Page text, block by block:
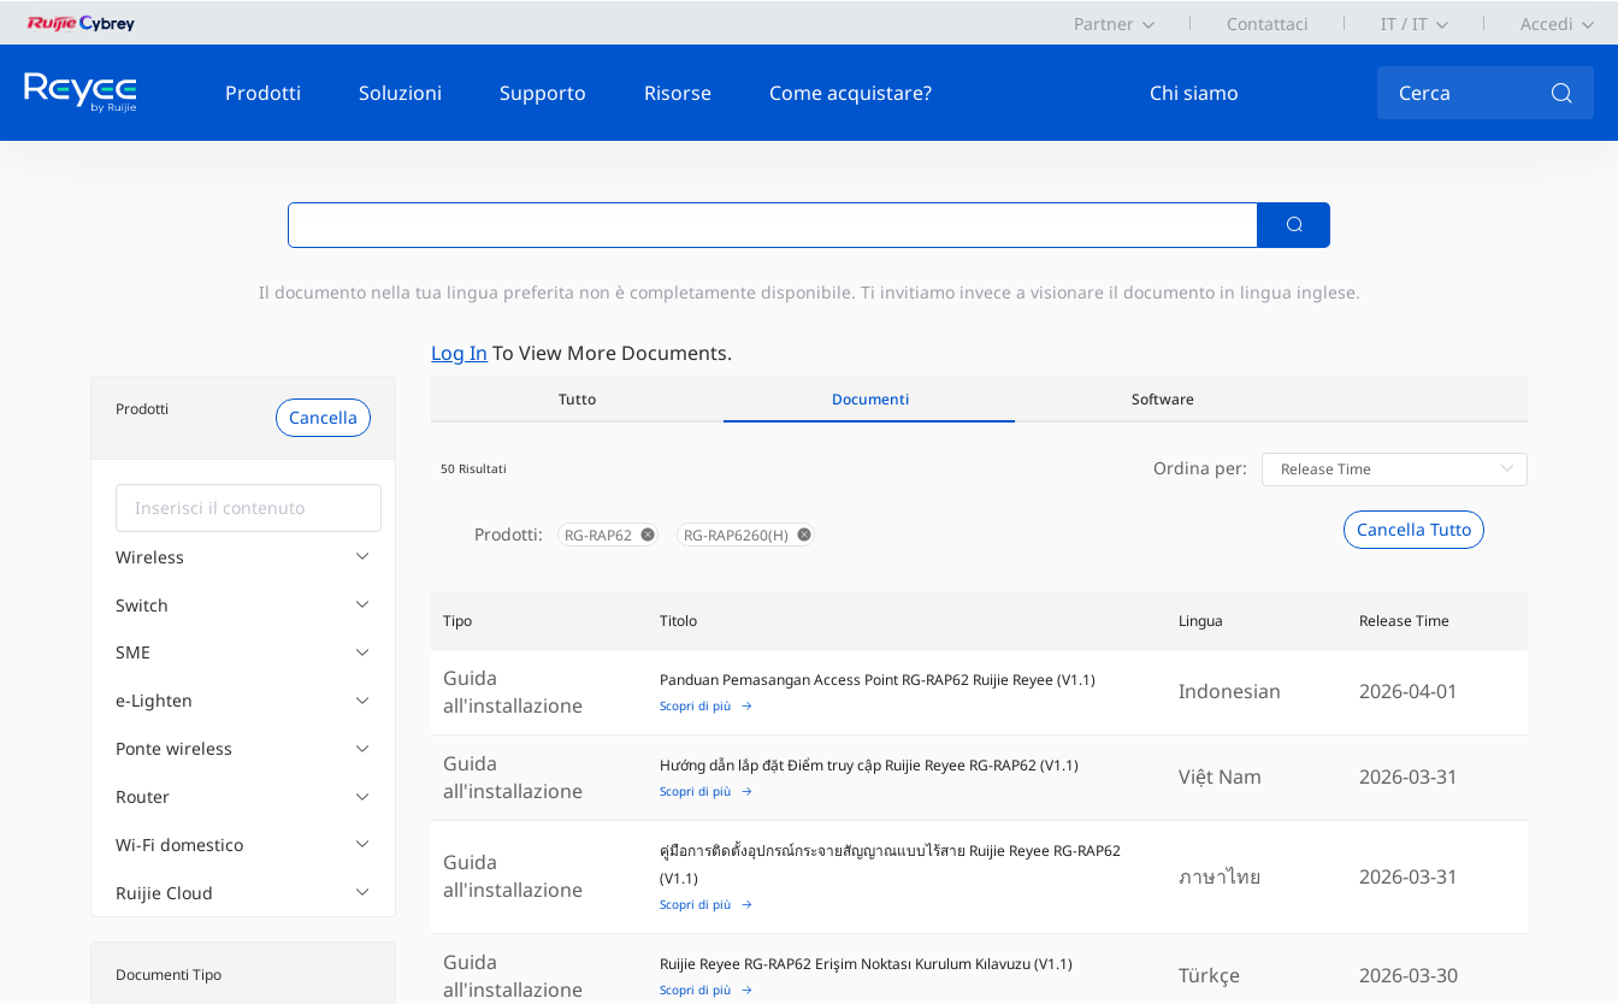
Partner Contattaci IT / IT Accedi
Prodotti Soluzioni Supporto Risorse Come acquistare? Chi siamo Cerca
Il documento nella tua lingua preferita non è completamente disponibile. Ti invitiamo invece a visionare il documento in lingua inglese.
Prodotti Cancella
Wireless
Switch
SME
e-Lighten
Ponte wireless
Router
Wi-Fi domestico
Ruijie Cloud
Documenti Tipo
Log In To View More Documents.
Tutto Documenti Software
50 Risultati Ordina per:
Prodotti: RG-RAP62 RG-RAP6260(H) Cancella Tutto
Tipo Titolo Lingua Release Time
Guida
all'installazione
Panduan Pemasangan Access Point RG-RAP62 Ruijie Reyee (V1.1)
Scopri di più
Indonesian 2026-04-01
Guida
all'installazione
Hướng dẫn lắp đặt Điểm truy cập Ruijie Reyee RG-RAP62 (V1.1)
Scopri di più
Việt Nam 2026-03-31
Guida
all'installazione
คู่มือการติดตั้งอุปกรณ์กระจายสัญญาณแบบไร้สาย Ruijie Reyee RG-RAP62
(V1.1)
Scopri di più
ภาษาไทย 2026-03-31
Guida
all'installazione
Ruijie Reyee RG-RAP62 Erişim Noktası Kurulum Kılavuzu (V1.1)
Scopri di più
Türkçe 2026-03-30